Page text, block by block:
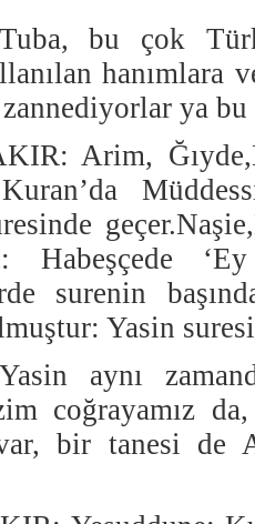
bu çok
hanımlara
ya
Arim,
Habeşçede
surenin
Yasin suresi
aynı
coğrayamız
bir tanesi de